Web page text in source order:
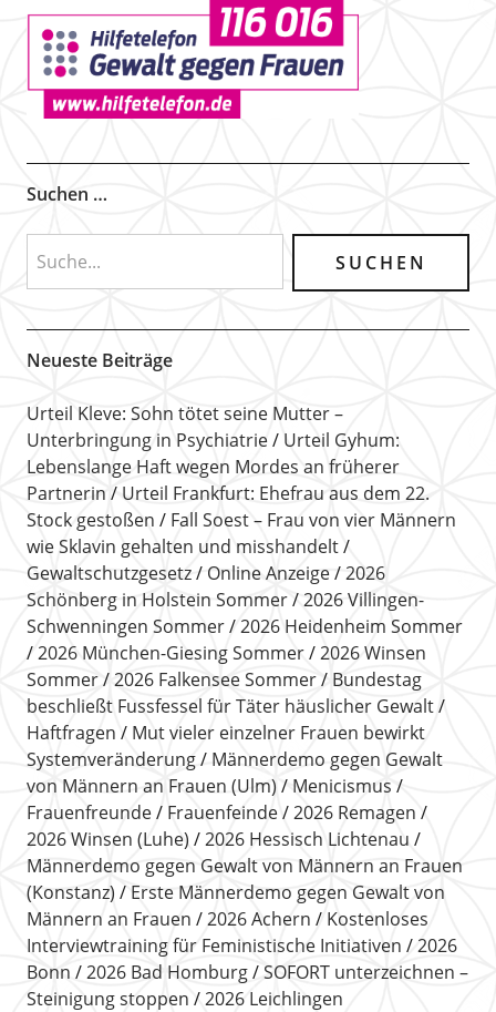
Suchen …
Neueste Beiträge
Urteil Kleve: Sohn tötet seine Mutter –
Unterbringung in Psychiatrie
Urteil Gyhum:
Lebenslange Haft wegen Mordes an früherer
Partnerin
Urteil Frankfurt: Ehefrau aus dem 22.
Stock gestoßen
Fall Soest – Frau von vier Männern
wie Sklavin gehalten und misshandelt
Gewaltschutzgesetz
Online Anzeige
2026
Schönberg in Holstein Sommer
2026 Villingen-
Schwenningen Sommer
2026 Heidenheim Sommer
2026 München-Giesing Sommer
2026 Winsen
Sommer
2026 Falkensee Sommer
Bundestag
beschließt Fussfessel für Täter häuslicher Gewalt
Haftfragen
Mut vieler einzelner Frauen bewirkt
Systemveränderung
Männerdemo gegen Gewalt
von Männern an Frauen (Ulm)
Menicismus
Frauenfreunde
Frauenfeinde
2026 Remagen
2026 Winsen (Luhe)
2026 Hessisch Lichtenau
Männerdemo gegen Gewalt von Männern an Frauen
(Konstanz)
Erste Männerdemo gegen Gewalt von
Männern an Frauen
2026 Achern
Kostenloses
Interviewtraining für Feministische Initiativen
2026
Bonn
2026 Bad Homburg
SOFORT unterzeichnen –
Steinigung stoppen
2026 Leichlingen